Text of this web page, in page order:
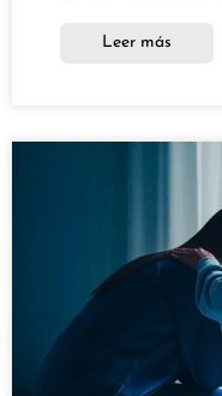
Leer más